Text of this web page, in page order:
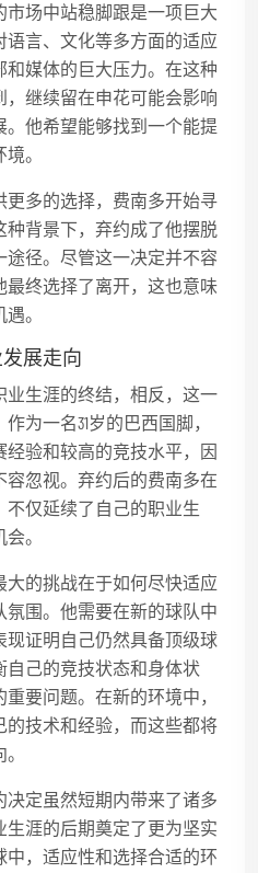
场中站稳脚跟是一项巨大
言、文化等多方面的适应
媒体的巨大压力。在这种
继续留在申花可能会影响
他希望能够找到一个能提
。
多的选择，费南多开始寻
背景下，弃约成了他摆脱
径。尽管这一决定并不容
终选择了离开，这也意味
。
展走向
生涯的终结，相反，这一
为一名31岁的巴西国脚，
验和较高的竞技水平，因
忽视。弃约后的费南多在
仅延续了自己的职业生
。
的挑战在于如何尽快适应
围。他需要在新的球队中
证明自己仍然具备顶级球
自己的竞技状态和身体状
要问题。在新的环境中，
技术和经验，而这些都将
定虽然短期内带来了诸多
涯的后期奠定了更为坚实
，适应性和选择合适的环